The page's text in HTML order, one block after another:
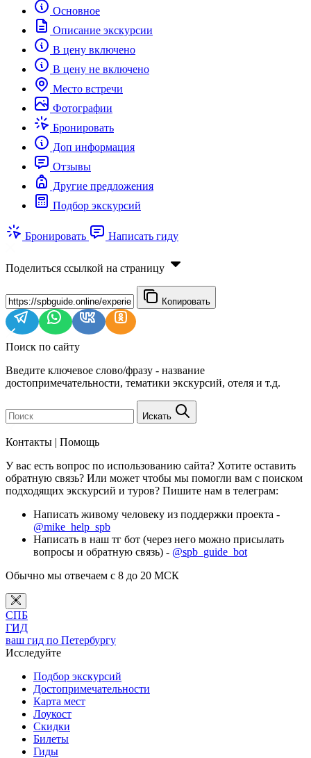
Основное
Описание экскурсии
В цену включено
В цену не включено
Место встречи
Фотографии
Бронировать
Доп информация
Отзывы
Другие предложения
Подбор экскурсий
Бронировать Написать гиду
Поделиться ссылкой на страницу
Копировать
Поиск по сайту
Введите ключевое слово/фразу - название
достопримечательности, тематики экскурсий, отеля и т.д.
Искать
Контакты | Помощь
У вас есть вопрос по использованию сайта? Хотите оставить
обратную связь? Или может чтобы мы помогли вам с поиском
подходящих экскурсий и туров? Пишите нам в телеграм:
Написать живому человеку из поддержки проекта -
@mike_help_spb
Написать в наш тг бот (через него можно присылать
вопросы и обратную связь) - @spb_guide_bot
Обычно мы отвечаем с 8 до 20 МСК
СПБ
ГИД
ваш гид по Петербургу
Исследуйте
Подбор экскурсий
Достопримечательности
Карта мест
Лоукост
Скидки
Билеты
Гиды